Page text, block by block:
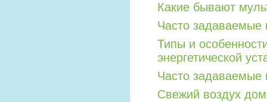
Какие бывают
Часто задаваемые
Типы и
энергетической
Часто задаваемые
Свежий воздух